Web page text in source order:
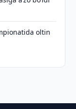
oltin